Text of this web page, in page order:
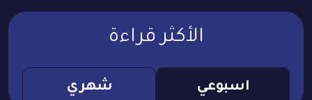
الأكثر قراءة
اسبوعي شهري